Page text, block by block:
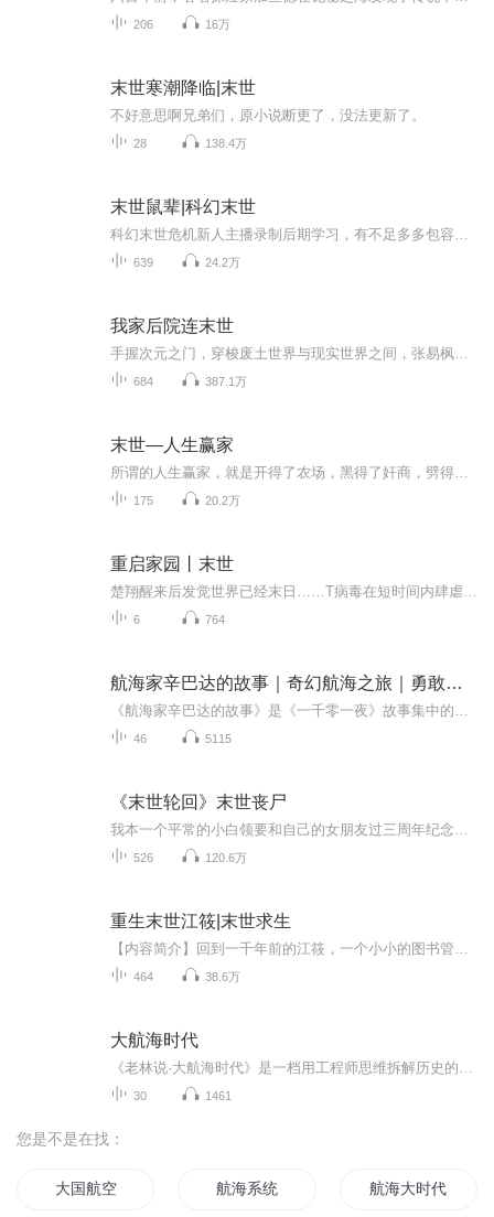
206 16万
末世寒潮降临|末世
不好意思啊兄弟们，原小说断更了，没法更新了。
28 138.4万
末世鼠辈|科幻末世
639 24.2万
我家后院连末世
684 387.1万
末世—人生赢家
175 20.2万
重启家园丨末世
6 764
航海家辛巴达的故事｜奇幻航海之旅｜勇敢与智慧的考验
46 5115
《末世轮回》末世丧尸
526 120.6万
重生末世江筱|末世求生
464 38.6万
大航海时代
30 1461
您是不是在找：
大国航空 航海系统 航海大时代